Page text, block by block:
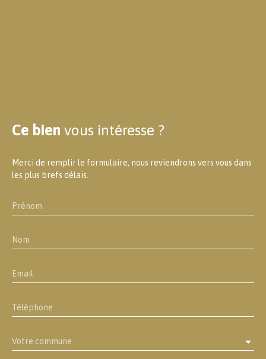
Ce bien vous intéresse ?
Merci de remplir le formulaire, nous reviendrons vers vous dans
les plus brefs délais.
Prénom
Nom
Email
Téléphone
Votre commune